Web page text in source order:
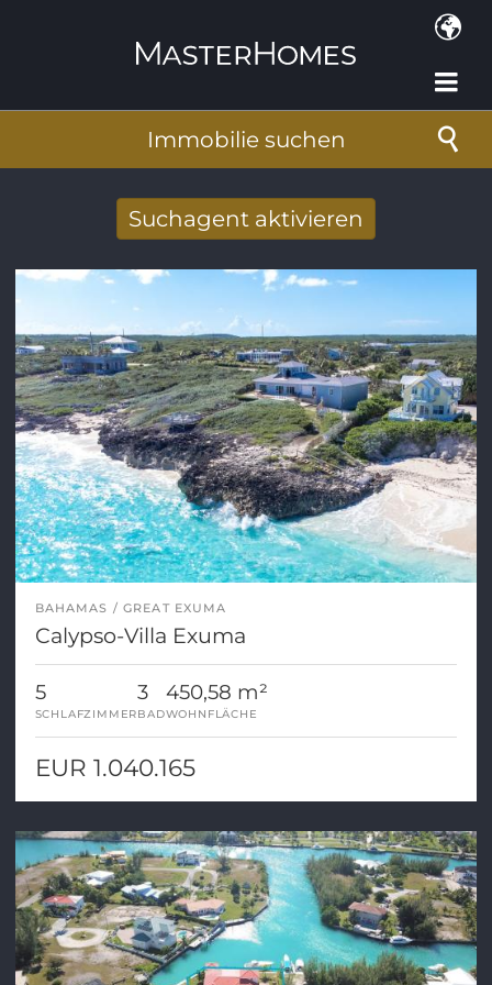
Immobilie suchen
Suchagent aktivieren
E-Mail-Adresse
BAHAMAS GREAT EXUMA
Calypso-Villa Exuma
5
SCHLAFZIMMER
3
BAD
450,58 m²
WOHNFLÄCHE
EUR 1.040.165